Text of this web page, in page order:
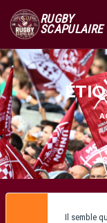
RUGBY
SCAPULAIRE
Il semble